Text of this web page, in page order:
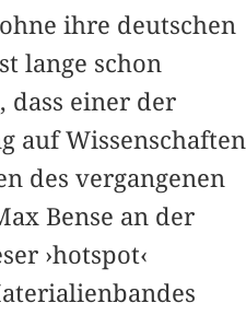
ihre deutschen
lange schon
dass einer der
auf Wissenschaften
des vergangenen
Bense an der
›hotspot‹